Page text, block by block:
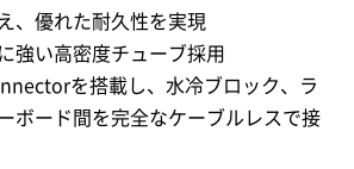
、優れた耐久性を実現
強い高密度チューブ採用
を搭載し、水冷ブロック、ラ
ボード間を完全なケーブルレスで接